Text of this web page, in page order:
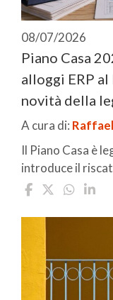
08/07/2026
Piano Casa
alloggi ERP
novità della
A cura di:
Il Piano Casa è
introduce il